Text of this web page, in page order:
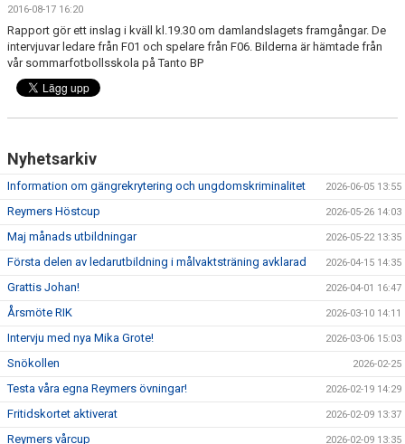
REYMERS-TRÄNING
SOMMARFOTBOLLSSKOLA
MATERIAL
BILDGALLERI
DOKUMENT
AVGIFTER
KALENDRAR
GÄNGREKRYTERING
2016-08-17 16:20
Rapport gör ett inslag i kväll kl.19.30 om damlandslagets framgångar. De
intervjuvar ledare från F01 och spelare från F06. Bilderna är hämtade från
vår sommarfotbollsskola på Tanto BP
Nyhetsarkiv
Information om gängrekrytering och ungdomskriminalitet 2026-06-05 13:55
Reymers Höstcup 2026-05-26 14:03
Maj månads utbildningar 2026-05-22 13:35
Första delen av ledarutbildning i målvaktsträning avklarad 2026-04-15 14:35
Grattis Johan! 2026-04-01 16:47
Årsmöte RIK 2026-03-10 14:11
Intervju med nya Mika Grote! 2026-03-06 15:03
Snökollen 2026-02-25
Testa våra egna Reymers övningar! 2026-02-19 14:29
Fritidskortet aktiverat 2026-02-09 13:37
Reymers vårcup 2026-02-09 13:35